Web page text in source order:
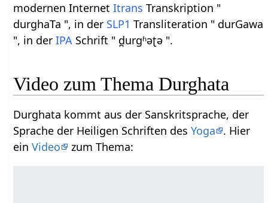
modernen InternetItrans Transkription "
durghaTa ", in der SLP1 Transliteration " durGawa
", in derIPA Schrift " d̪urɡʱəʈə ".
Video zum Thema Durghata
Durghata kommt aus der Sanskritsprache, der
Sprache der Heiligen Schriften desYoga
. Hier
einVideo zum Thema: